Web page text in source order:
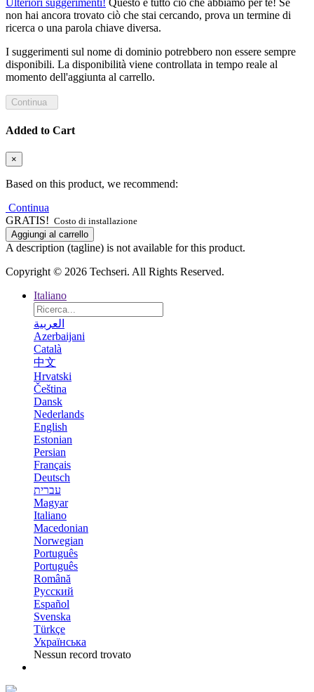
Ulteriori suggerimenti! Questo è tutto ciò che abbiamo per te! Se
non hai ancora trovato ciò che stai cercando, prova un termine di
ricerca o una parola chiave diversa.
I suggerimenti sul nome di dominio potrebbero non essere sempre
disponibili. La disponibilità viene controllata in tempo reale al
momento dell'aggiunta al carrello.
Added to Cart
×
Based on this product, we recommend:
Continua
GRATIS! Costo di installazione
Aggiungi al carrello
A description (tagline) is not available for this product.
Copyright © 2026 Techseri. All Rights Reserved.
Italiano
العربية
Azerbaijani
Català
中文
Hrvatski
Čeština
Dansk
Nederlands
English
Estonian
Persian
Français
Deutsch
עברית
Magyar
Italiano
Macedonian
Norwegian
Português
Português
Română
Русский
Español
Svenska
Türkçe
Українська
Nessun record trovato